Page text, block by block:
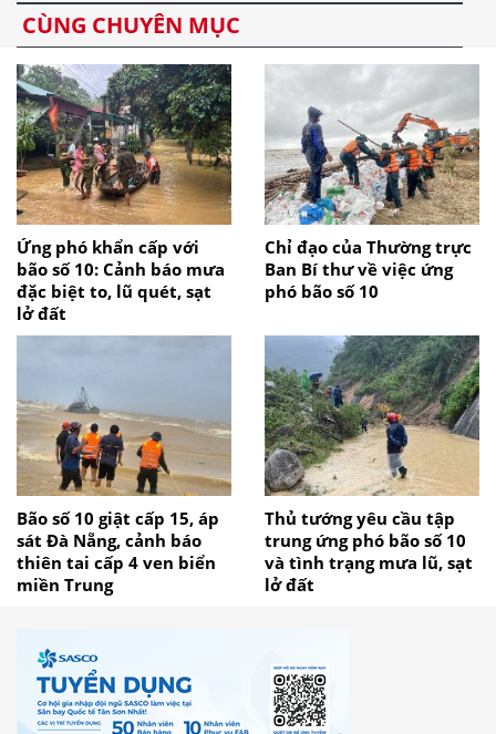
CÙNG CHUYÊN MỤC
Ứng phó khẩn cấp với
bão số 10: Cảnh báo mưa
đặc biệt to, lũ quét, sạt
lở đất
Chỉ đạo của Thường trực
Ban Bí thư về việc ứng
phó bão số 10
Bão số 10 giật cấp 15, áp
sát Đà Nẵng, cảnh báo
thiên tai cấp 4 ven biển
miền Trung
Thủ tướng yêu cầu tập
trung ứng phó bão số 10
và tình trạng mưa lũ, sạt
lở đất